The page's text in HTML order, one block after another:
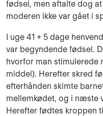
fødsel, men aftalte dog
moderen ikke var gået i
I uge 41 + 5 dage
var begyndende fødsel.
hvorfor man stimulerede
middel). Her­efter skred
efterhånden skimte
mellemkødet, og i næste
Herefter fødtes kroppen